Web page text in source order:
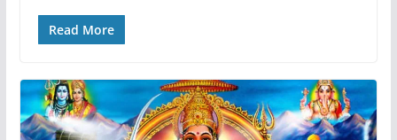
Read More